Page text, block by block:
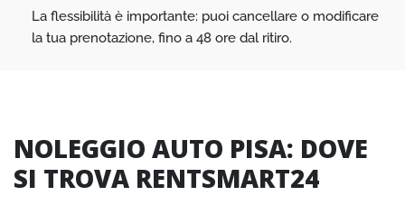
La flessibilità è importante: puoi cancellare o modificare
la tua prenotazione, fino a 48 ore dal ritiro.
NOLEGGIO AUTO PISA: DOVE
SI TROVA RENTSMART24